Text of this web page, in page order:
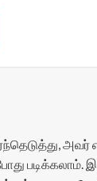
படிக்கலாம்.